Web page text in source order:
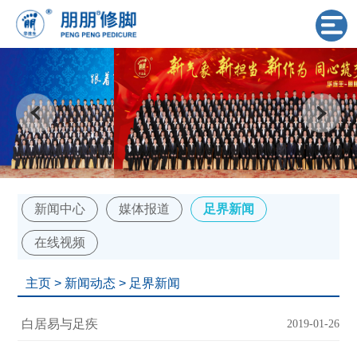
新闻中心 媒体报道 足界新闻
在线视频
主页 > 新闻动态 > 足界新闻
白居易与足疾 2019-01-26